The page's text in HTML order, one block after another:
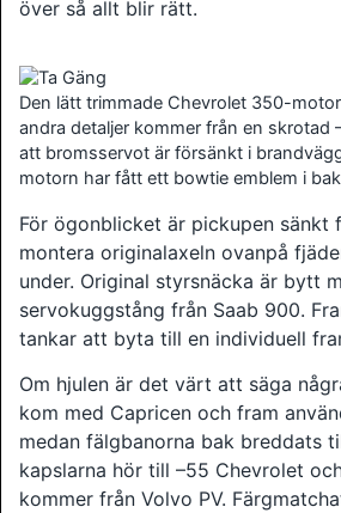
över så allt blir rätt.
Den lätt trimmade Chevrolet 350-
andra detaljer kommer från en skrotad
att bromsservot är försänkt i
motorn har fått ett bowtie emblem i
För ögonblicket är pickupen sänkt
montera originalaxeln ovanpå
under. Original styrsnäcka är bytt
servokuggstång från Saab 900.
tankar att byta till en individuell
Om hjulen är det värt att säga
kom med Capricen och fram
medan fälgbanorna bak breddats
kapslarna hör till –55 Chevrolet
kommer från Volvo PV.